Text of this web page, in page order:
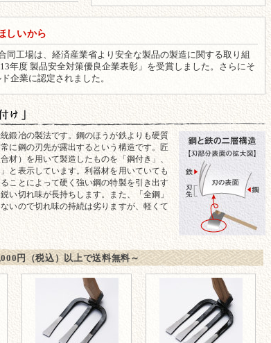
しいから
同工場は、経済産業省より安全な製品の製造に関する取り組
年度 製品安全対策優良企業表彰」を受賞しました。さらにそ
企業に認定されました。
鍛冶の製法です。鋼のほうが鉄よりも硬質
に鋼の刃先が露出するという構造です。匠
材）を用いて製造したものを「鋼付き」、
と表示しています。利器材を用いていても
ことによって硬く強い鋼の特製を引き出す
い切れ味が長持ちします。また、「全鋼」
いので切れ味の持続は劣りますが、軽くて
円（税込）以上で送料無料～